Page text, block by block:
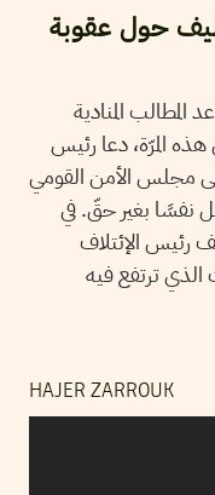
حول عقوبة
المنادية
هذه المرّة، دعا رئيس
مجلس الأمن القومي
نفسًا بغير حقّ. في
رئيس الإئتلاف
الذي ترتفع فيه
HAJER ZARROUK